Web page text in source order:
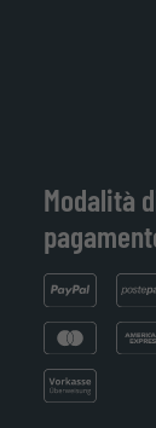
Modalità